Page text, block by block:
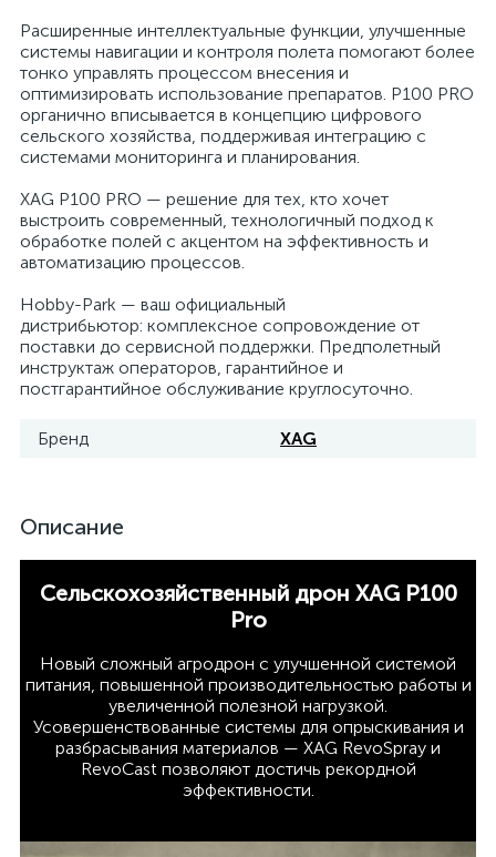
Расширенные интеллектуальные функции, улучшенные
системы навигации и контроля полета помогают более
тонко управлять процессом внесения и
оптимизировать использование препаратов. P100 PRO
органично вписывается в концепцию цифрового
сельского хозяйства, поддерживая интеграцию с
системами мониторинга и планирования.
XAG P100 PRO — решение для тех, кто хочет
выстроить современный, технологичный подход к
обработке полей с акцентом на эффективность и
автоматизацию процессов.
Hobby-Park — ваш официальный
дистрибьютор: комплексное сопровождение от
поставки до сервисной поддержки. Предполетный
инструктаж операторов, гарантийное и
постгарантийное обслуживание круглосуточно.
Бренд XAG
Описание
Сельскохозяйственный дрон XAG P100
Pro
Новый сложный агродрон с улучшенной системой
питания, повышенной производительностью работы и
увеличенной полезной нагрузкой.
Усовершенствованные системы для опрыскивания и
разбрасывания материалов — XAG RevoSpray и
RevoCast позволяют достичь рекордной
эффективности.